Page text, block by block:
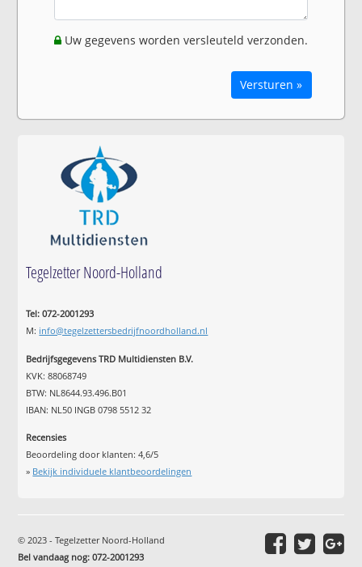
Uw gegevens worden versleuteld verzonden.
Versturen »
Tegelzetter Noord-Holland
Tel: 072-2001293
M: info@tegelzettersbedrijfnoordholland.nl
Bedrijfsgegevens TRD Multidiensten B.V.
KVK: 88068749
BTW: NL8644.93.496.B01
IBAN: NL50 INGB 0798 5512 32
Recensies
Beoordeling door klanten:4,6/5
» Bekijk individuele klantbeoordelingen
© 2023 - Tegelzetter Noord-Holland
Bel vandaag nog: 072-2001293